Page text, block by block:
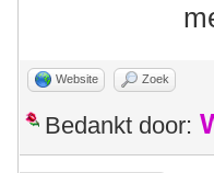
Website Zoek
Bedankt door: